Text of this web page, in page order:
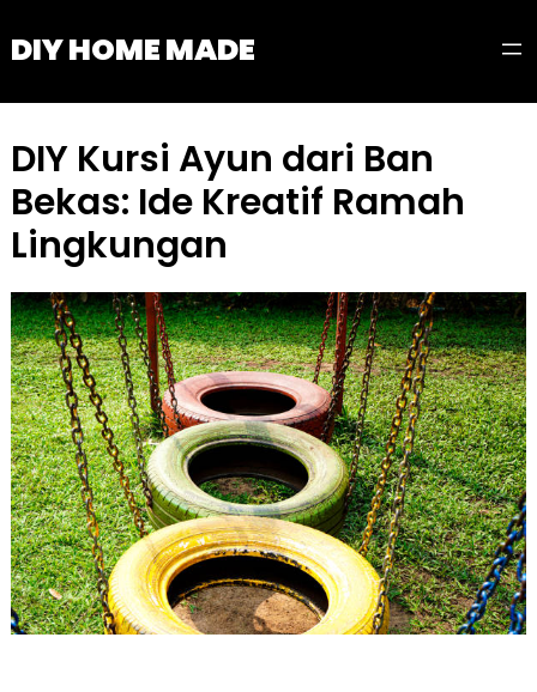
toDIY HOME MADE
DIY Kursi Ayun dari Ban
Bekas: Ide Kreatif Ramah
Lingkungan